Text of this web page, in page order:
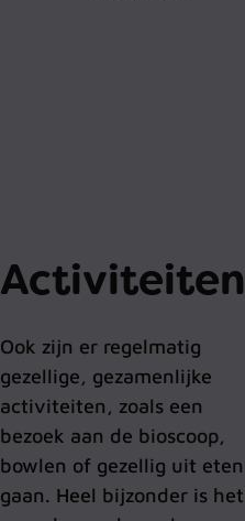
Activiteiten
Ook zijn er regelmatig
gezellige, gezamenlijke
activiteiten, zoals een
bezoek aan de bioscoop,
bowlen of gezellig uit eten
gaan. Heel bijzonder is het